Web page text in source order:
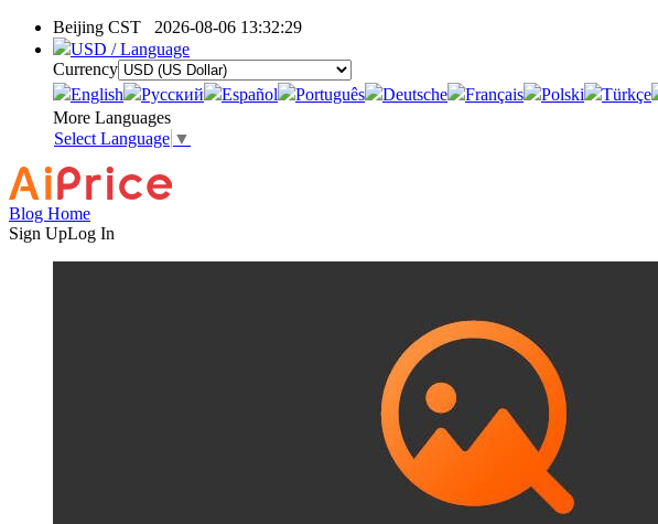
Beijing CST 2026-08-06 13:32:29
USD / Language
Currency
English
Pусский Español Português Deutsche Français Polski Türkçe
More Languages
Select Language ▼
Blog Home
Sign UpLog In